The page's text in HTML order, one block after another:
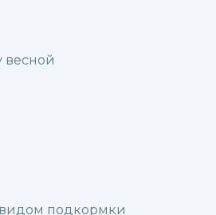
весной
подкормки